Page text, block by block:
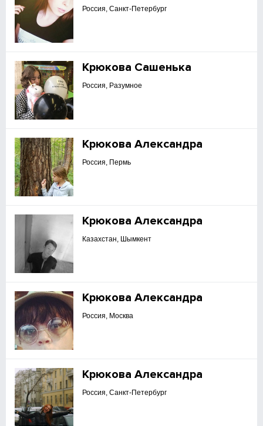
Россия, Санкт-Петербург
Крюкова Сашенька
Россия, Разумное
Крюкова Александра
Россия, Пермь
Крюкова Александра
Казахстан, Шымкент
Крюкова Александра
Россия, Москва
Крюкова Александра
Россия, Санкт-Петербург